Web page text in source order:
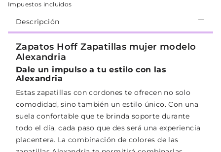
Impuestos incluidos
Descripción
Zapatos Hoff Zapatillas mujer modelo
Alexandria
Dale un impulso a tu estilo con las
Alexandria
Estas zapatillas con cordones te ofrecen no solo
comodidad, sino también un estilo único. Con una
suela confortable que te brinda soporte durante
todo el día, cada paso que des será una experiencia
placentera. La combinación de colores de las